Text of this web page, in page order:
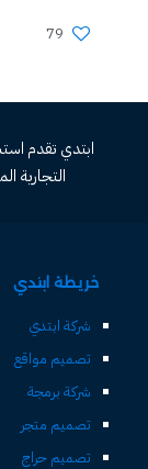
79
ابتدي تقدم
التجارية
خريطة ابتدي
شركة ابتدي
تصميم مواقع
شركة برمجة
تصميم متجر
تصميم حراج